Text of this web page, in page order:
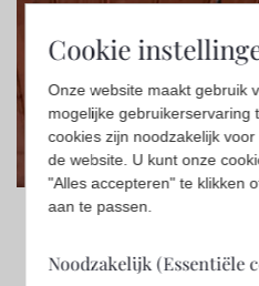
Björn Ekblom
Design,Overige
Cookie
Onze website maakt gebruik
mogelijke gebruikerservaring
cookies zijn noodzakelijk
de website. U kunt onze
"Alles accepteren" te klikken
aan te passen.
Noodzakelijk (Essentiële